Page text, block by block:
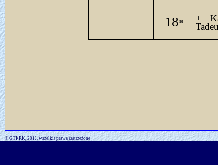
1800
+
© GTKRK, 2012, wszelkie prawa zastrzeżone